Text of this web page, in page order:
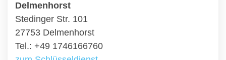
Delmenhorst
Stedinger Str. 101
27753 Delmenhorst
Tel.: +49 1746166760